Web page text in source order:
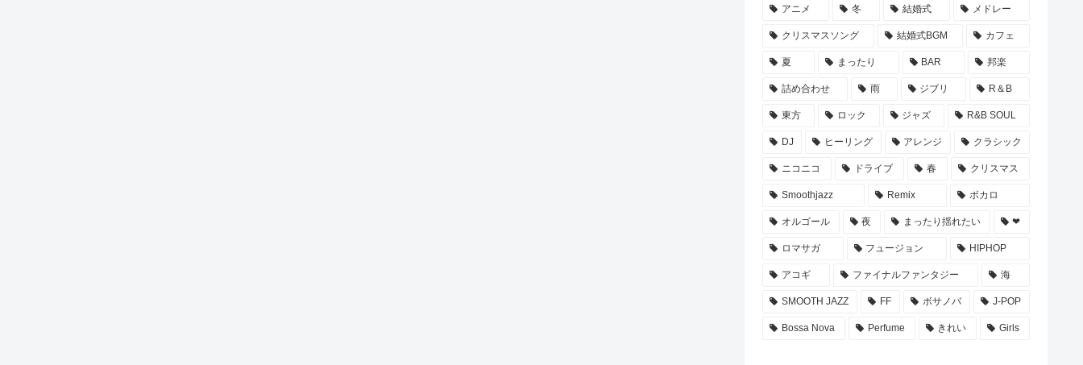
アニメ 冬 結婚式 メドレー
クリスマスソング 結婚式BGM カフェ
夏 まったり BAR 邦楽
詰め合わせ 雨 ジブリ R＆B
東方 ロック ジャズ R&B SOUL
DJ ヒーリング アレンジ クラシック
ニコニコ ドライブ 春 クリスマス
Smoothjazz Remix ボカロ
オルゴール 夜 まったり揺れたい ❤
ロマサガ フュージョン HIPHOP
アコギ ファイナルファンタジー 海
SMOOTH JAZZ FF ボサノバ J-POP
Bossa Nova Perfume きれい Girls